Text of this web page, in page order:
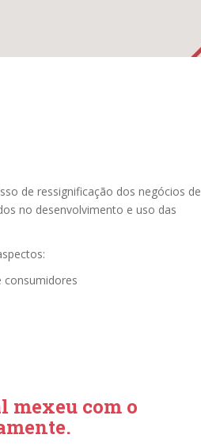
de ressignificação dos negócios de
no desenvolvimento e uso das
consumidores
mexeu com o